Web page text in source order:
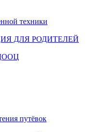
техники
ДЛЯ РОДИТЕЛЕЙ
путёвок